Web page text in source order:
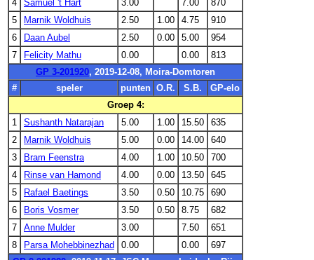
4
Samuel 't Hart 3.00 7.00
870
5
Marnik Woldhuis 2.50 1.00 4.75
910
6
Daan Aubel 2.50 0.00 5.00
954
7
Felicity Mathu 0.00 0.00
813
GP 3-201920, 2019-12-08, Moira-Domtoren
#
speler punten O.R. S.B.
GP-elo
Groep 4:
1
Sushanth Natarajan 5.00 1.00 15.50
635
2
Marnik Woldhuis 5.00 0.00 14.00
640
3
Bram Feenstra 4.00 1.00 10.50
700
4
Rinse van Hamond 4.00 0.00 13.50
645
5
Rafael Baetings 3.50 0.50 10.75
690
6
Boris Vosmer 3.50 0.50 8.75
682
7
Anne Mulder 3.00 7.50
651
8
Parsa Mohebbinezhad 0.00 0.00
697